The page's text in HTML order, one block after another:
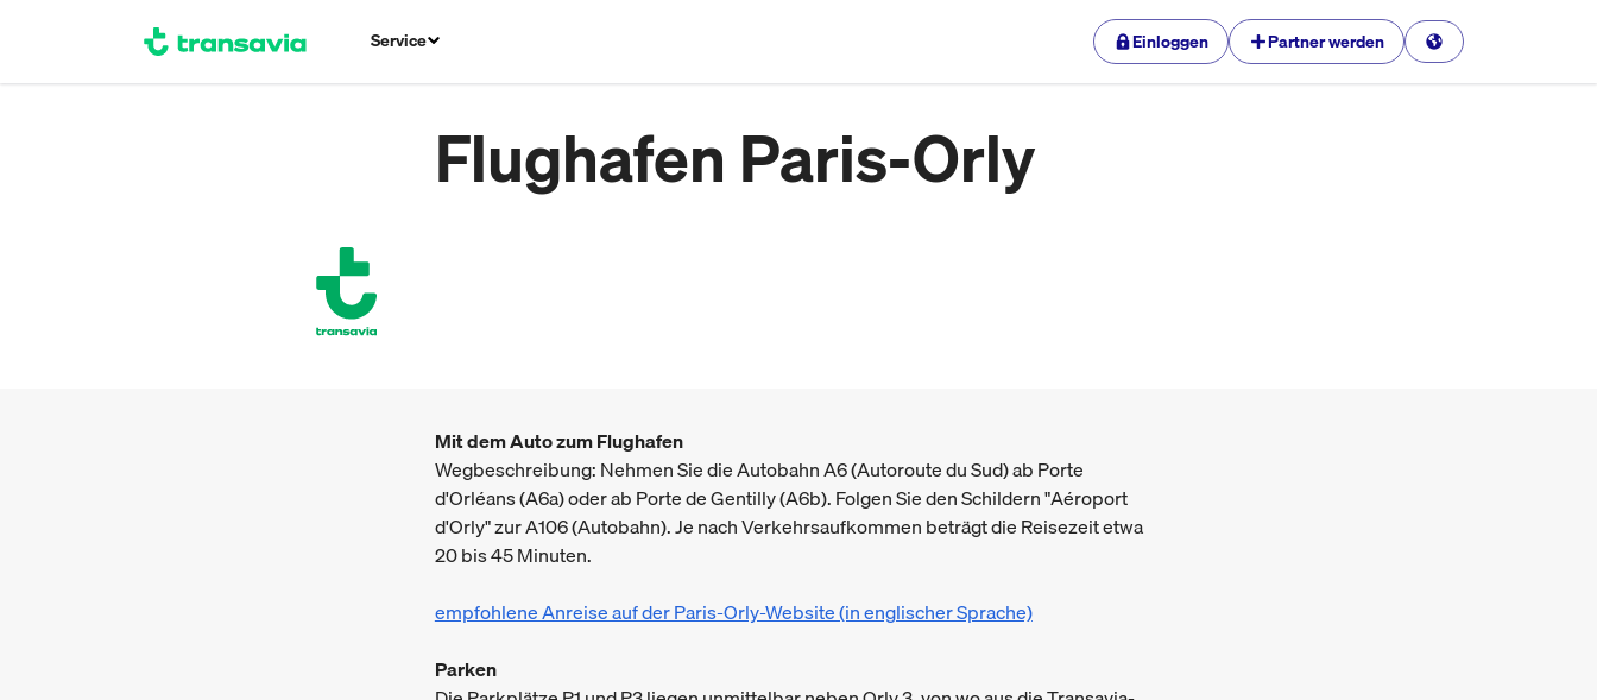
Service Einloggen Partner werden
Flughafen Paris-Orly
Mit dem Auto zum Flughafen
Wegbeschreibung: Nehmen Sie die Autobahn A6 (Autoroute du Sud) ab Porte
d'Orléans (A6a) oder ab Porte de Gentilly (A6b). Folgen Sie den Schildern "Aéroport
d'Orly" zur A106 (Autobahn). Je nach Verkehrsaufkommen beträgt die Reisezeit etwa
20 bis 45 Minuten.
empfohlene Anreise auf der Paris-Orly-Website (in englischer Sprache)
Parken